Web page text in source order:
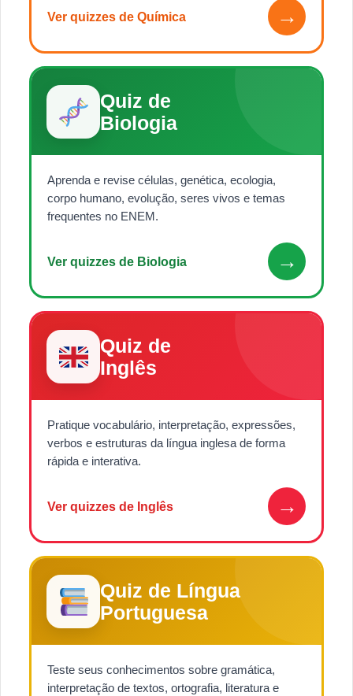
Ver quizzes de Química →
Quiz de
Biologia
Aprenda e revise células, genética, ecologia,
corpo humano, evolução, seres vivos e temas
frequentes no ENEM.
Ver quizzes de Biologia →
Quiz de
Inglês
Pratique vocabulário, interpretação, expressões,
verbos e estruturas da língua inglesa de forma
rápida e interativa.
Ver quizzes de Inglês →
Quiz de Língua
Portuguesa
Teste seus conhecimentos sobre gramática,
interpretação de textos, ortografia, literatura e